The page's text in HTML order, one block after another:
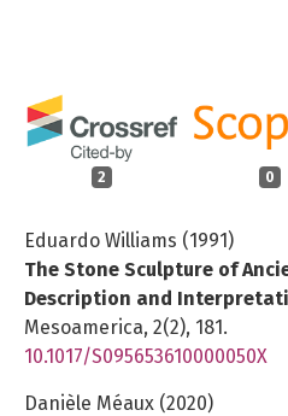
2 0
Eduardo Williams (1991)
The Stone Sculpture of
Description and
Mesoamerica, 2(2), 181.
10.1017/S095653610000050X
Danièle Méaux (2020)